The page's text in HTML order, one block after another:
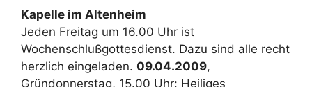
Kapelle im Altenheim
Jeden Freitag um 16.00 Uhr ist
Wochenschlußgottesdienst. Dazu sind alle recht
herzlich eingeladen. 09.04.2009,
Gründonnerstag, 15.00 Uhr: Heiliges